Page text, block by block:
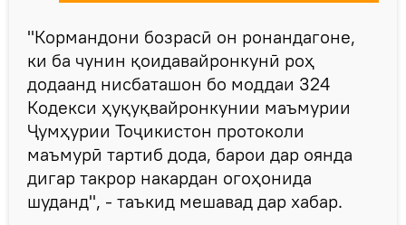
"Кормандони бозрасӣ он ронандагоне,
ки ба чунин қоидавайронкунӣ роҳ
додаанд нисбаташон бо моддаи 324
Кодекси ҳуқуқвайронкунии маъмурии
Ҷумҳурии Тоҷикистон протоколи
маъмурӣ тартиб дода, барои дар оянда
дигар такрор накардан огоҳонида
шуданд", - таъкид мешавад дар хабар.